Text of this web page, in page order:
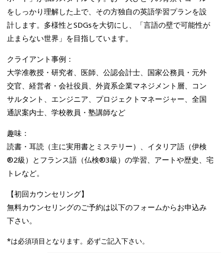
をしっかり理解した上で、その方独自の英語学習プランを設
計します。多様性とSDGsを大切にし、「言語の壁で可能性が
止まらない世界」を目指しています。
クライアント事例：
大学准教授・研究者、医師、公認会計士、国家公務員・元外
交官、経営者・会社役員、外資系企業マネジメント層、コン
サルタント、エンジニア、プロジェクトマネージャー、全国
通訳案内士、学校教員・塾講師など
趣味：
読書・耳読（主に実用書とミステリー）、イタリア語（伊検
®2級）とフランス語（仏検®3級）の学習、アートや歴史、宅
トレなど。
【初回カウンセリング】
無料カウンセリングのご予約は以下のフォームからお申込み
下さい。
*は必須項目となります。必ずご記入下さい。